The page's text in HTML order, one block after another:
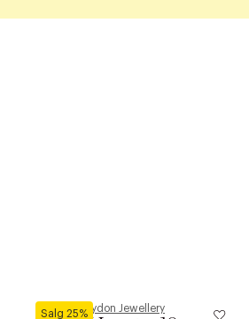
Salg 25%
Pernille Corydon Jewellery